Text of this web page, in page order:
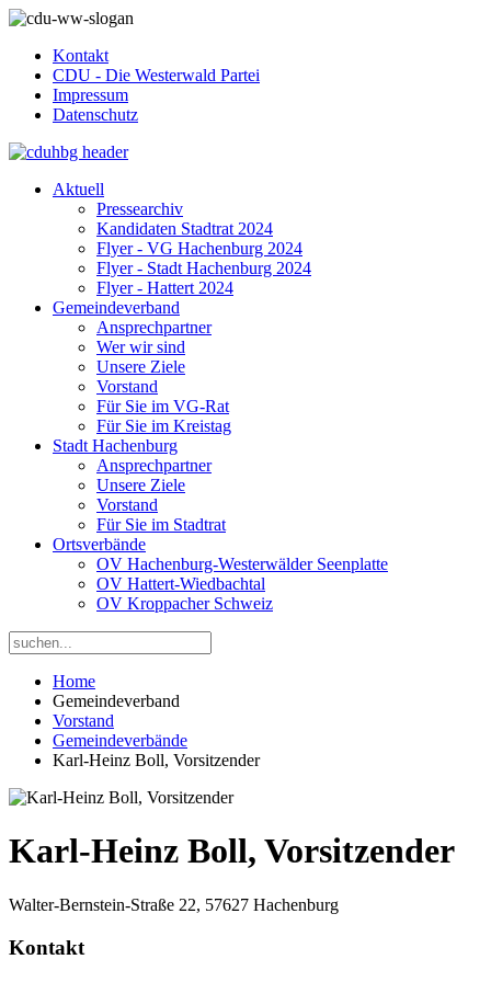
Kontakt
CDU - Die Westerwald Partei
Impressum
Datenschutz
Aktuell
Pressearchiv
Kandidaten Stadtrat 2024
Flyer - VG Hachenburg 2024
Flyer - Stadt Hachenburg 2024
Flyer - Hattert 2024
Gemeindeverband
Ansprechpartner
Wer wir sind
Unsere Ziele
Vorstand
Für Sie im VG-Rat
Für Sie im Kreistag
Stadt Hachenburg
Ansprechpartner
Unsere Ziele
Vorstand
Für Sie im Stadtrat
Ortsverbände
OV Hachenburg-Westerwälder Seenplatte
OV Hattert-Wiedbachtal
OV Kroppacher Schweiz
Home
Gemeindeverband
Vorstand
Gemeindeverbände
Karl-Heinz Boll, Vorsitzender
Karl-Heinz Boll, Vorsitzender
Walter-Bernstein-Straße 22, 57627 Hachenburg
Kontakt